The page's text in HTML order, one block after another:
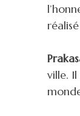
ville.